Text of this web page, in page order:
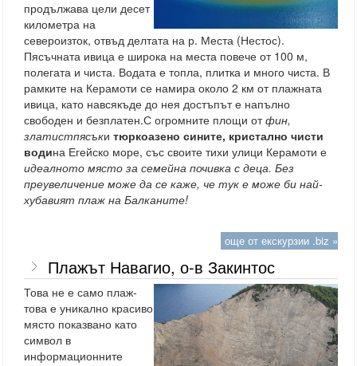
продължава цели десет
километра на
североизток, отвъд делтата на р. Места (Нестос).
Пясъчната ивица е широка на места повече от 100 м,
полегата и чиста. Водата е топла, плитка и много чиста. В
рамките на Керамоти се намира около 2 км от плажната
ивица, като навсякъде до нея достъпът е напълно
свободен и безплатен.С огромните площи отфин,
златистпясъки тюркоазено сините, кристално чисти
водина Егейско море, със своите тихи улици Керамоти е
идеалното място за семейна почивка с деца. Без
преувеличение може да се каже, че тук е може би най-
хубавият плаж на Балканите!
още от екскурзии .biz »
Плажът Навагио, о-в Закинтос
Това не е само плаж-
това е уникално красиво
място показвано като
символ в
информационните